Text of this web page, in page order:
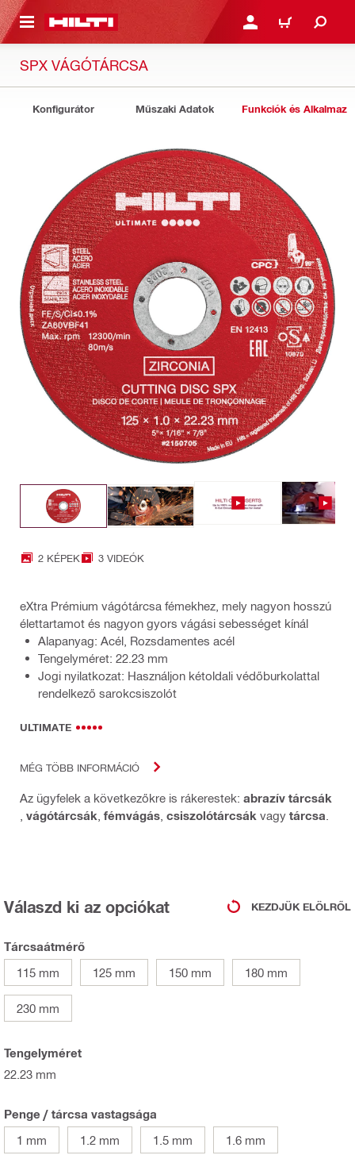
TARTALOMRA BEJELENTKEZÉS VAGY
KOSÁR
SPX VÁGÓTÁRCSA
Konfigurátor Műszaki Adatok Funkciók és
2 KÉPEK 3 VIDEÓK
eXtra Prémium vágótárcsa fémekhez, mely nagyon hosszú
élettartamot és nagyon gyors vágási sebességet kínál
Alapanyag: Acél, Rozsdamentes acél
Tengelyméret: 22.23 mm
Jogi nyilatkozat: Használjon kétoldali védőburkolattal
rendelkező sarokcsiszolót
ULTIMATE
MÉG TÖBB INFORMÁCIÓ
Az ügyfelek a következőkre is rákerestek: abrazív tárcsák
vágótárcsák fémvágás csiszolótárcsák vagy tárcsa
Válaszd ki az opciókat KEZDJÜK ELÖLRŐL
Tárcsaátmérő
115 mm
125 mm 150 mm 180 mm
230 mm
Tengelyméret
22.23 mm
Penge / tárcsa vastagsága
1 mm
1.2 mm 1.5 mm 1.6 mm